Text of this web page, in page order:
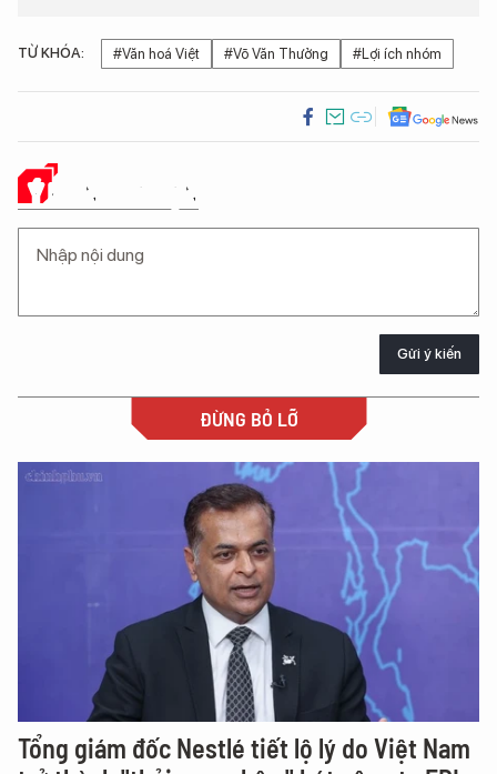
TỪ KHÓA: #Văn hoá Việt #Võ Văn Thưởng #Lợi ích nhóm
Ý KIẾN CỦA BẠN
Gửi ý kiến
ĐỪNG BỎ LỠ
Tổng giám đốc Nestlé tiết lộ lý do Việt Nam